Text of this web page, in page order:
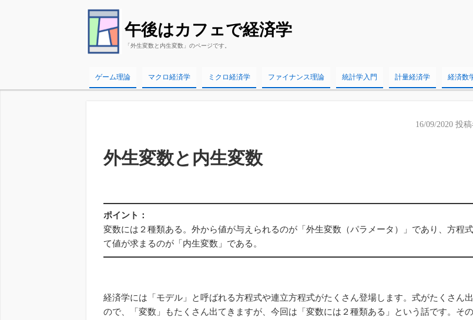
午後はカフェで経済学
「外生変数と内生変数」のページです。
ゲーム理論 マクロ経済学 ミクロ経済学 ファイナンス理論 統計学入門 計量経済学 経済数
16/09/2020投稿
外生変数と内生変数
ポイント：
変数には２種類ある。外から値が与えられるのが「外生変数（パラメータ）」であり、方程
て値が求まるのが「内生変数」である。
経済学には「モデル」と呼ばれる方程式や連立方程式がたくさん登場します。式がたくさん
ので、「変数」もたくさん出てきますが、今回は「変数には２種類ある」という話です。そ